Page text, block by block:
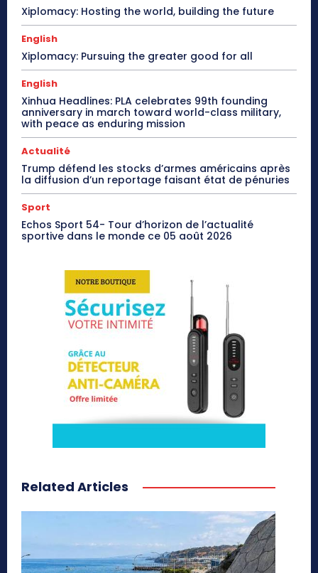
Xiplomacy: Hosting the world, building the future
English
Xiplomacy: Pursuing the greater good for all
English
Xinhua Headlines: PLA celebrates 99th founding
anniversary in march toward world-class military,
with peace as enduring mission
Actualité
Trump défend les stocks d’armes américains après
la diffusion d’un reportage faisant état de pénuries
Sport
Echos Sport 54- Tour d’horizon de l’actualité
sportive dans le monde ce 05 août 2026
Related Articles